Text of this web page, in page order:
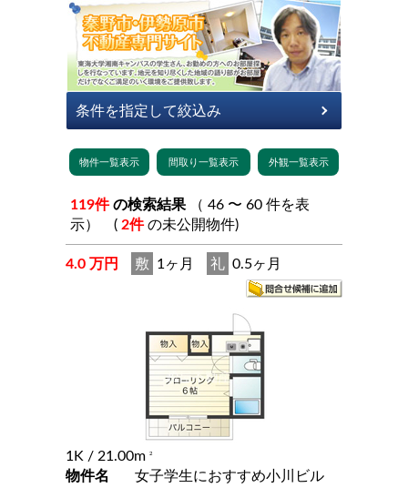
119件 の検索結果
示） ( 2件 の未公開物件)
4.0 万円 敷 1ヶ月 礼 0.5ヶ月
1K / 21.00m 2
物件名
女子学生におすすめ小川ビル